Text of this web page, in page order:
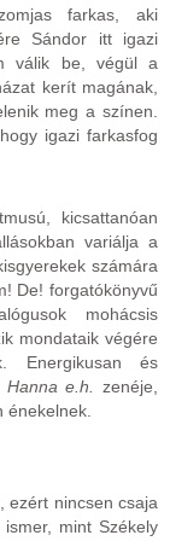
farkas, aki
Sándor itt igazi
válik be, végül a
kerít magának,
meg a színen.
igazi farkasfog
kicsattanóan
variálja a
számára
De! forgatókönyvű
mohácsis
mondataik végére
Energikusan és
Hanna e.h.
zenéje,
ezért nincsen csaja
mint Székely